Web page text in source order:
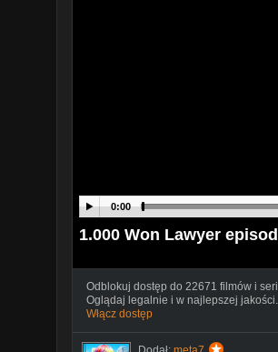
0:00
1.000 Won Lawyer
Odblokuj dostęp do 22671 filmów i
Oglądaj legalnie i w najlepszej jakości.
Włącz dostęp